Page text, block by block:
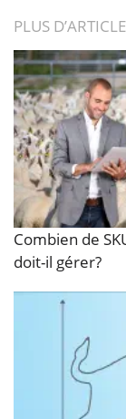
PLUS
Combien de
doit-il gérer?